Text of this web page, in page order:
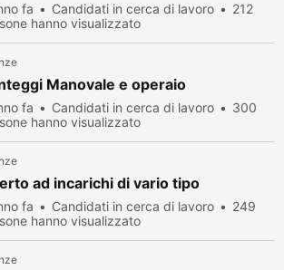
fa Candidati in cerca di lavoro
212
hanno visualizzato
Manovale e operaio
fa Candidati in cerca di lavoro
300
hanno visualizzato
ad incarichi di vario tipo
fa Candidati in cerca di lavoro
249
hanno visualizzato